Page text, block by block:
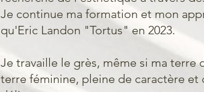
Je continue ma formation et mon
qu'Eric Landon "Tortus" en 2023.
Je travaille le grès, même si ma
terre féminine, pleine de caractère